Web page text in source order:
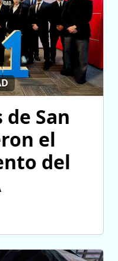
San
el
del